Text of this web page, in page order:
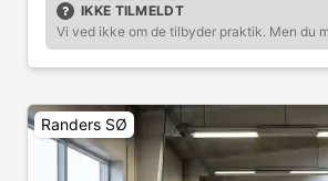
IKKE TILMELDT
Vi ved ikke om de tilbyder praktik. Men du
Randers SØ